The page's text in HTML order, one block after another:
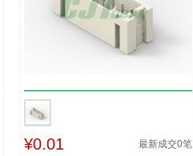
¥0.01 最新成交0笔